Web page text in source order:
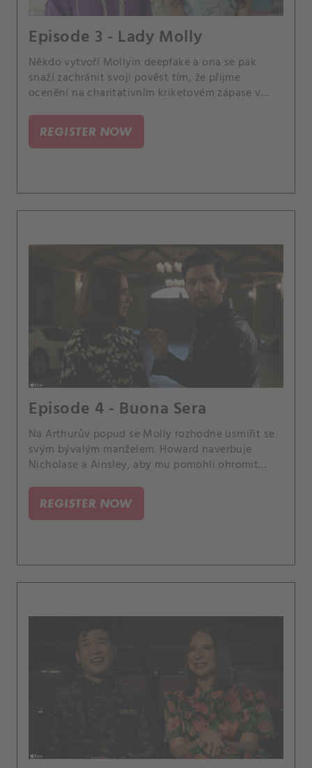
Episode 3 - Lady Molly
Někdo vytvoří Mollyin deepfake a ona se pak
snaží zachránit svoji pověst tím, že přijme
ocenění na charitativním kriketovém zápase v
REGISTER NOW
Episode 4 - Buona Sera
Na Arthurův popud se Molly rozhodne usmířit se
svým bývalým manželem. Howard naverbuje
Nicholase a Ainsley, aby mu pomohli ohromit
REGISTER NOW